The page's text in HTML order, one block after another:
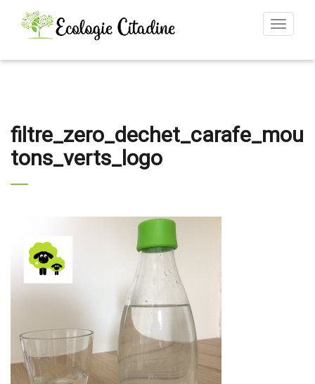
Toggle
filtre_zero_dechet_carafe_mou
tons_verts_logo